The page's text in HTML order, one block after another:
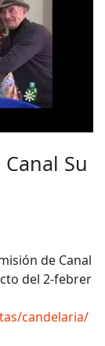
Su
de Canal
del 2-febrer
candelaria/